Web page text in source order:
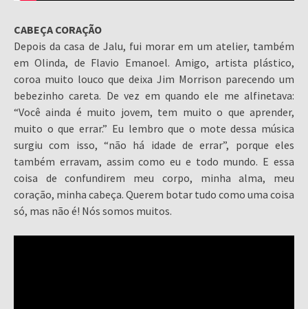
CABEÇA CORAÇÃO
Depois da casa de Jalu, fui morar em um atelier, também
em Olinda, de Flavio Emanoel. Amigo, artista plástico,
coroa muito louco que deixa Jim Morrison parecendo um
bebezinho careta. De vez em quando ele me alfinetava:
“Você ainda é muito jovem, tem muito o que aprender,
muito o que errar.” Eu lembro que o mote dessa música
surgiu com isso, “não há idade de errar”, porque eles
também erravam, assim como eu e todo mundo. E essa
coisa de confundirem meu corpo, minha alma, meu
coração, minha cabeça. Querem botar tudo como uma coisa
só, mas não é! Nós somos muitos.